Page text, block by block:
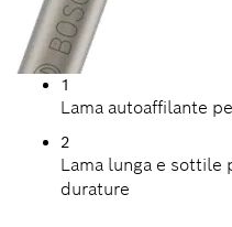
1
Lama autoaffilante
2
Lama lunga e sottile
durature